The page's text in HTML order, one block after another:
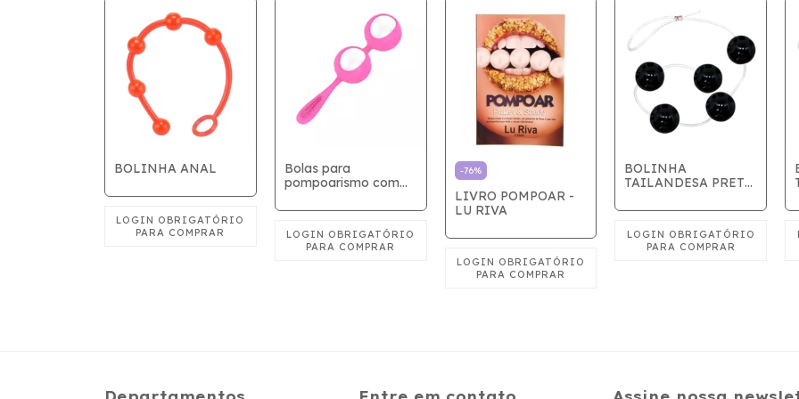
BOLINHA ANAL
Bolas para
pompoarismo com
-76%
LIVRO POMPOAR -
LU RIVA
BOLINHA
TAILANDESA PRETA